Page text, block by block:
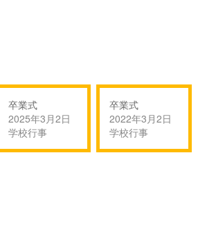
卒業式
2025年3月2日
学校行事
卒業式
2022年3月2日
学校行事